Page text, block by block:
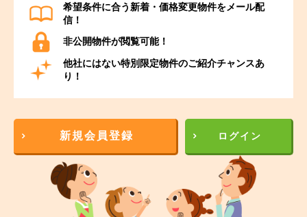
希望条件に合う新着・価格変更物件をメール配
信！
非公開物件が閲覧可能！
他社にはない特別限定物件のご紹介チャンスあ
り！
新規会員登録 ログイン